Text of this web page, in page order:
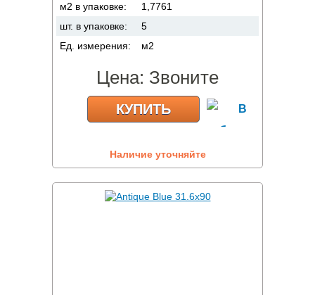
м2 в упаковке:
1,7761
шт. в упаковке:
5
Ед. измерения:
м2
Цена: Звоните
КУПИТЬ
Наличие уточняйте